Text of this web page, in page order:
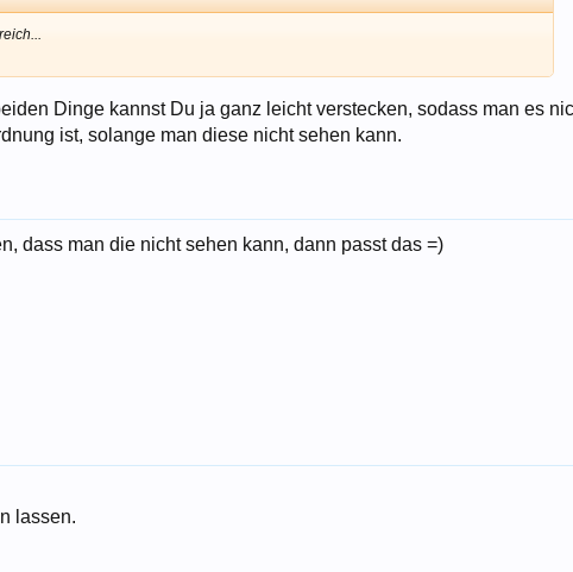
Dinge kannst Du ja ganz leicht verstecken, sodass man es
ist, solange man diese nicht sehen kann.
dass man die nicht sehen kann, dann passt das =)
lassen.